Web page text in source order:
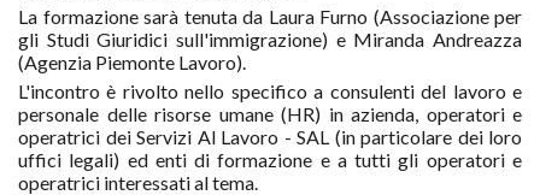
La formazione sarà tenuta da Laura Furno (Associazione per
gli Studi Giuridici sull'immigrazione) e Miranda Andreazza
(Agenzia Piemonte Lavoro).
L'incontro è rivolto nello specifico a consulenti del lavoro e
personale delle risorse umane (HR) in azienda, operatori e
operatrici dei Servizi Al Lavoro - SAL (in particolare dei loro
uffici legali) ed enti di formazione e a tutti gli operatori e
operatrici interessati al tema.